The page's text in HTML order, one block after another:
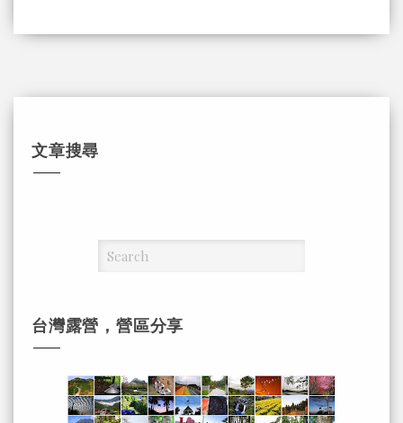
文章搜尋
台灣露營，營區分享